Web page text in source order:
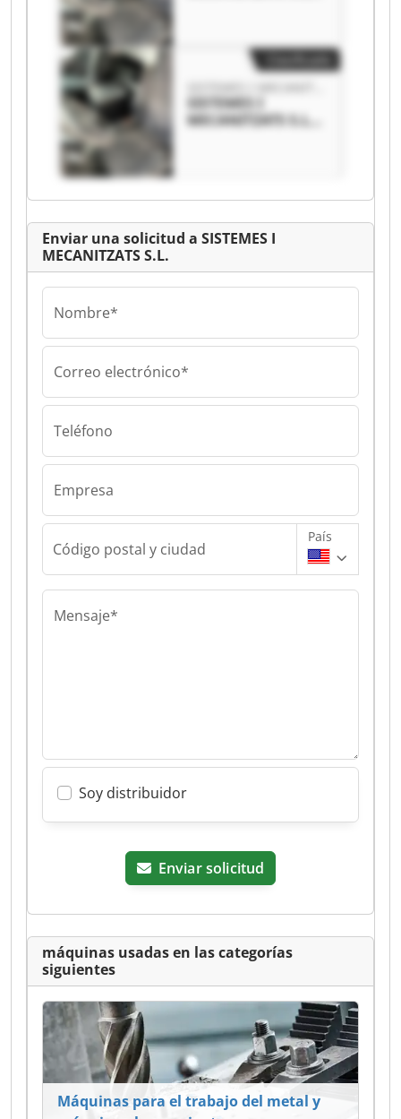
SISTEMES I
MECANITZATS S.L.
Enviar una solicitud a SISTEMES I
MECANITZATS S.L.
Nombre*
Correo electrónico*
Teléfono
Empresa
Código postal y ciudad
País
Mensaje*
Soy distribuidor
Enviar solicitud
máquinas usadas en las categorías
siguientes
Máquinas para el trabajo del metal y